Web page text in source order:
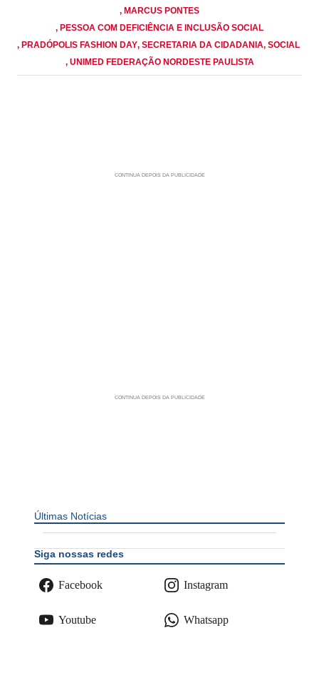
, MARCUS PONTES
, PESSOA COM DEFICIÊNCIA E INCLUSÃO SOCIAL
, PRADÓPOLIS FASHION DAY, SECRETARIA DA CIDADANIA, SOCIAL
, UNIMED FEDERAÇÃO NORDESTE PAULISTA
Últimas Notícias
Siga nossas redes
Facebook Instagram
Youtube Whatsapp